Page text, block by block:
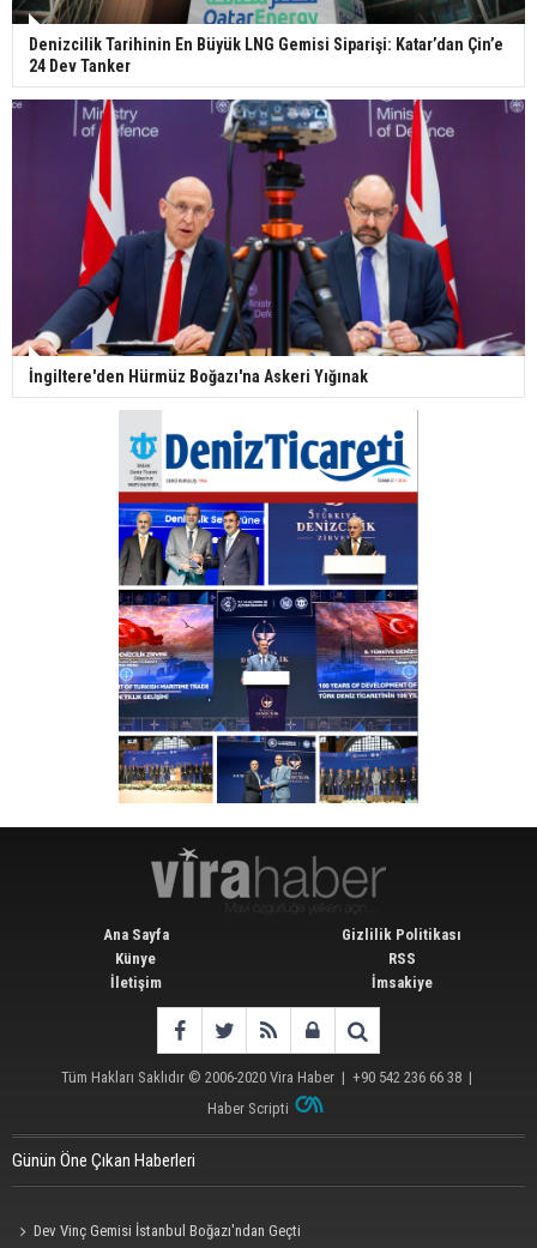
Denizcilik Tarihinin En Büyük LNG Gemisi Siparişi: Katar’dan Çin’e
24 Dev Tanker
İngiltere'den Hürmüz Boğazı'na Askeri Yığınak
Ana Sayfa
Künye
İletişim
Gizlilik Politikası
RSS
İmsakiye
Tüm Hakları Saklıdır © 2006-2020 Vira Haber | +90 542 236 66 38 |
Haber Scripti
Günün Öne Çıkan Haberleri
Dev Vinç Gemisi İstanbul Boğazı'ndan Geçti